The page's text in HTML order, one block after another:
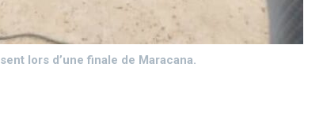
lors d’une finale de Maracana.